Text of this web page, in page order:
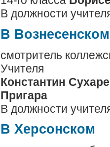
В должности
В Вознесенском
смотритель
Учителя
Константин
Пригара
В должности
В Херсонском